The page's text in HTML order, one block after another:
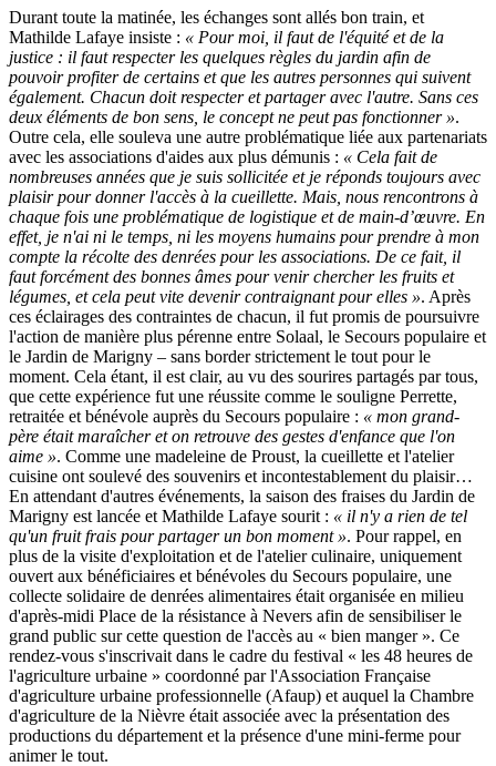
Durant toute la matinée, les échanges sont allés bon train, et
Mathilde Lafaye insiste : « Pour moi, il faut de l'équité et de la
justice : il faut respecter les quelques règles du jardin afin de
pouvoir profiter de certains et que les autres personnes qui suivent
également. Chacun doit respecter et partager avec l'autre. Sans ces
deux éléments de bon sens, le concept ne peut pas fonctionner ».
Outre cela, elle souleva une autre problématique liée aux partenariats
avec les associations d'aides aux plus démunis : « Cela fait de
nombreuses années que je suis sollicitée et je réponds toujours avec
plaisir pour donner l'accès à la cueillette. Mais, nous rencontrons à
chaque fois une problématique de logistique et de main-d’œuvre. En
effet, je n'ai ni le temps, ni les moyens humains pour prendre à mon
compte la récolte des denrées pour les associations. De ce fait, il
faut forcément des bonnes âmes pour venir chercher les fruits et
légumes, et cela peut vite devenir contraignant pour elles ». Après
ces éclairages des contraintes de chacun, il fut promis de poursuivre
l'action de manière plus pérenne entre Solaal, le Secours populaire et
le Jardin de Marigny – sans border strictement le tout pour le
moment. Cela étant, il est clair, au vu des sourires partagés par tous,
que cette expérience fut une réussite comme le souligne Perrette,
retraitée et bénévole auprès du Secours populaire : « mon grand-
père était maraîcher et on retrouve des gestes d'enfance que l'on
aime ». Comme une madeleine de Proust, la cueillette et l'atelier
cuisine ont soulevé des souvenirs et incontestablement du plaisir…
En attendant d'autres événements, la saison des fraises du Jardin de
Marigny est lancée et Mathilde Lafaye sourit : « il n'y a rien de tel
qu'un fruit frais pour partager un bon moment ». Pour rappel, en
plus de la visite d'exploitation et de l'atelier culinaire, uniquement
ouvert aux bénéficiaires et bénévoles du Secours populaire, une
collecte solidaire de denrées alimentaires était organisée en milieu
d'après-midi Place de la résistance à Nevers afin de sensibiliser le
grand public sur cette question de l'accès au « bien manger ». Ce
rendez-vous s'inscrivait dans le cadre du festival « les 48 heures de
l'agriculture urbaine » coordonné par l'Association Française
d'agriculture urbaine professionnelle (Afaup) et auquel la Chambre
d'agriculture de la Nièvre était associée avec la présentation des
productions du département et la présence d'une mini-ferme pour
animer le tout.